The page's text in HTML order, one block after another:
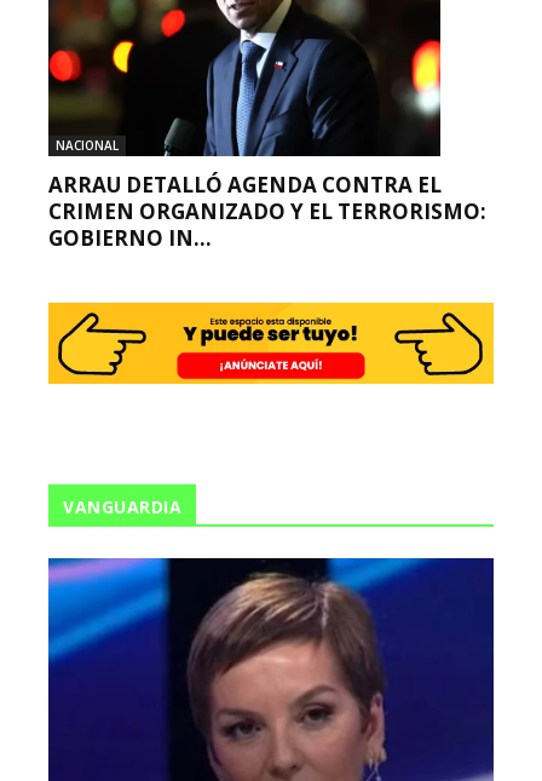
NACIONAL
ARRAU DETALLÓ AGENDA CONTRA EL
CRIMEN ORGANIZADO Y EL TERRORISMO:
GOBIERNO IN...
VANGUARDIA